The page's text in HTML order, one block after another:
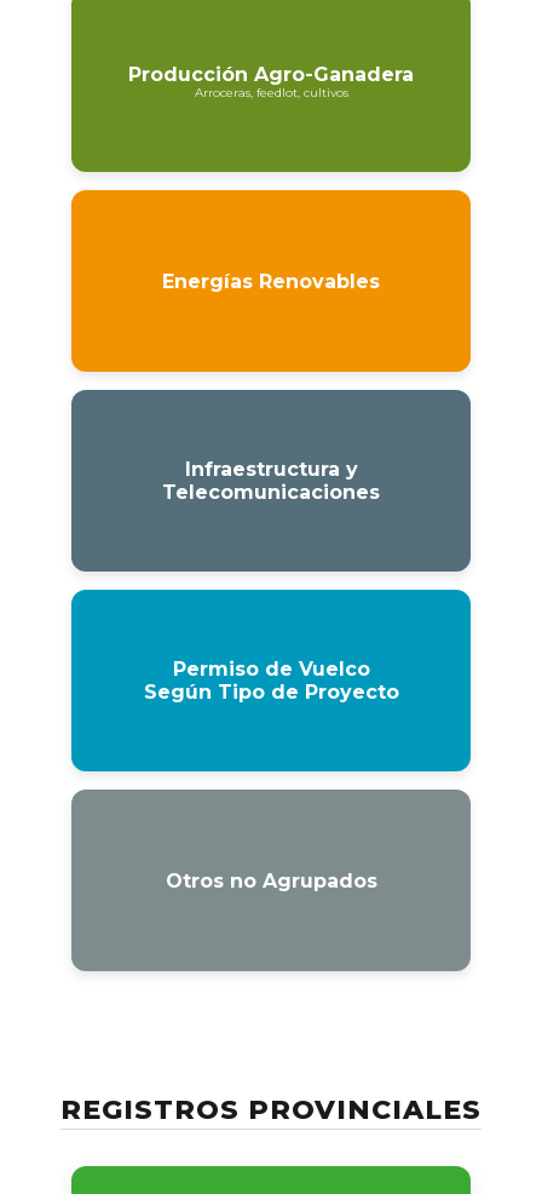
Producción Agro-Ganadera
Arroceras, feedlot, cultivos
Energías Renovables
Infraestructura y
Telecomunicaciones
Permiso de Vuelco
Según Tipo de Proyecto
Otros no Agrupados
REGISTROS PROVINCIALES